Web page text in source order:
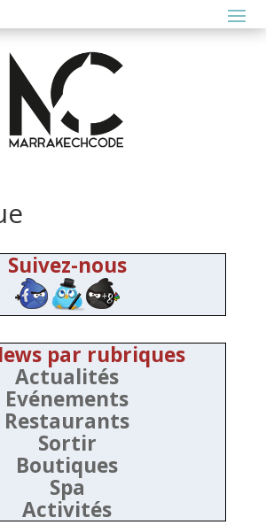
Suivez-nous
par rubriques
Actualités
Evénements
Restaurants
Sortir
Boutiques
Spa
Activités